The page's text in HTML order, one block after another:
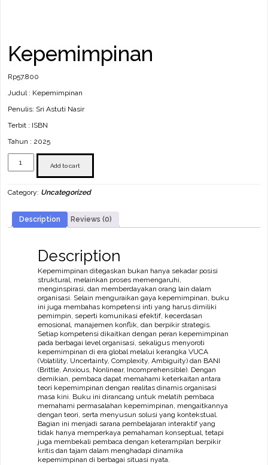
Kepemimpinan
Rp57.800
Judul : Kepemimpinan
Penulis: Sri Astuti Nasir
Terbit : ISBN
Tahun : 2025
Kepemimpinan
quantity
Add to cart
Category: Uncategorized
Description Reviews (0)
Description
Kepemimpinan ditegaskan bukan hanya sekadar posisi
struktural, melainkan proses memengaruhi,
menginspirasi, dan memberdayakan orang lain dalam
organisasi. Selain menguraikan gaya kepemimpinan, buku
ini juga membahas kompetensi inti yang harus dimiliki
pemimpin, seperti komunikasi efektif, kecerdasan
emosional, manajemen konflik, dan berpikir strategis.
Setiap kompetensi dikaitkan dengan peran kepemimpinan
pada berbagai level organisasi, sekaligus menyoroti
kepemimpinan di era global melalui kerangka VUCA
(Volatility, Uncertainty, Complexity, Ambiguity) dan BANI
(Brittle, Anxious, Nonlinear, Incomprehensible). Dengan
demikian, pembaca dapat memahami keterkaitan antara
teori kepemimpinan dengan realitas dinamis organisasi
masa kini. Buku ini dirancang untuk melatih pembaca
memahami permasalahan kepemimpinan, mengaitkannya
dengan teori, serta menyusun solusi yang kontekstual.
Bagian ini menjadi sarana pembelajaran interaktif yang
tidak hanya memperkaya pemahaman konseptual, tetapi
juga membekali pembaca dengan keterampilan berpikir
kritis dan tajam dalam menghadapi dinamika
kepemimpinan di berbagai situasi nyata.